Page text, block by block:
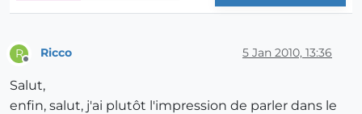
R Ricco 5 Jan 2010, 13:36
Salut,
enfin, salut, j'ai plutôt l'impression de parler dans le